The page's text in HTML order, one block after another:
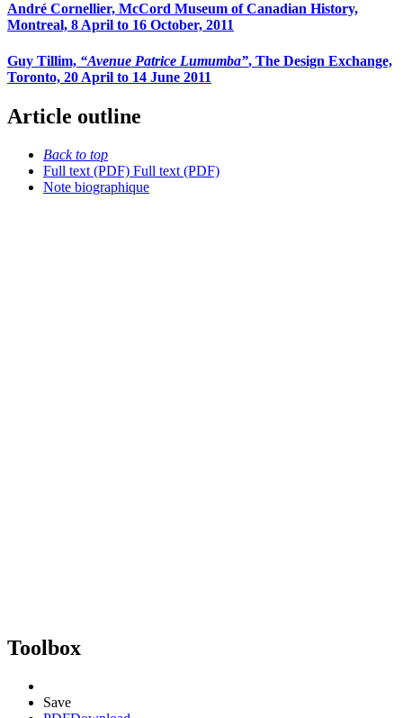
André Cornellier, McCord Museum of Canadian History,
Montreal, 8 April to 16 October, 2011
Guy Tillim, “Avenue Patrice Lumumba”, The Design Exchange,
Toronto, 20 April to 14 June 2011
Article outline
Back to top
Full text (PDF) Full text (PDF)
Note biographique
Toolbox
Save